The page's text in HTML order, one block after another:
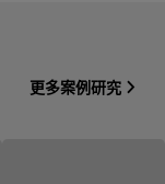
更多案例研究